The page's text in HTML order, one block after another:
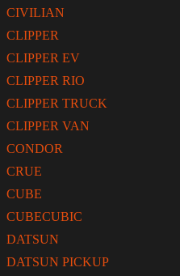
CIVILIAN
CLIPPER
CLIPPER EV
CLIPPER RIO
CLIPPER TRUCK
CLIPPER VAN
CONDOR
CRUE
CUBE
CUBECUBIC
DATSUN
DATSUN PICKUP